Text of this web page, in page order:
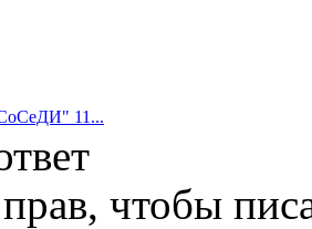
11...
чтобы